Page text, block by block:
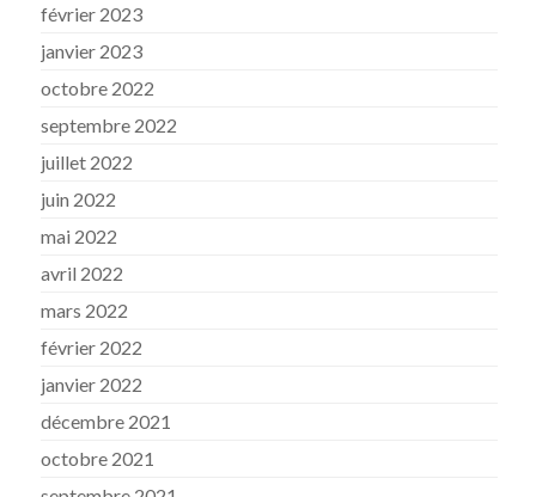
février 2023
janvier 2023
octobre 2022
septembre 2022
juillet 2022
juin 2022
mai 2022
avril 2022
mars 2022
février 2022
janvier 2022
décembre 2021
octobre 2021